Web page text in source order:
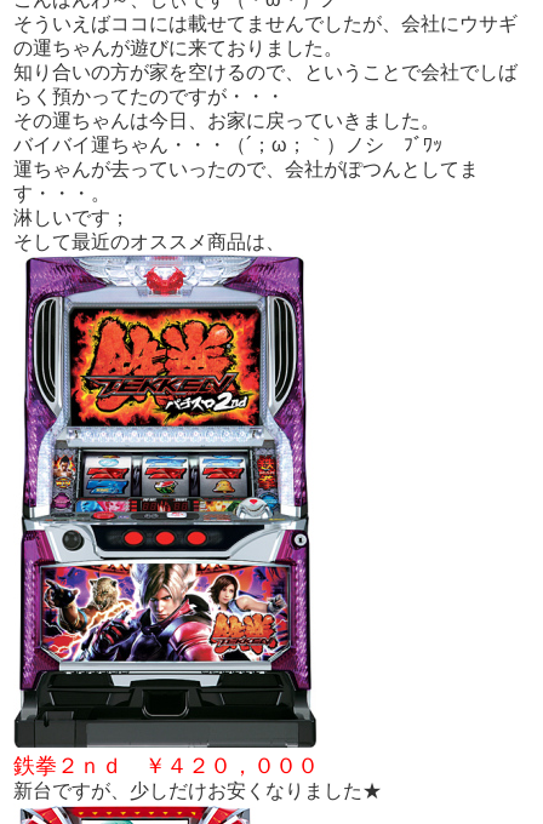
そういえばココには載せてませんでしたが、会社にウサギ
の運ちゃんが遊びに来ておりました。
知り合いの方が家を空けるので、ということで会社でしば
らく預かってたのですが・・・
その運ちゃんは今日、お家に戻っていきました。
バイバイ運ちゃん・・・（´；ω；｀）ノシ ﾌﾞﾜｯ
運ちゃんが去っていったので、会社がぽつんとしてま
す・・・。
淋しいです；
そして最近のオススメ商品は、
鉄拳２ｎｄ ￥４２０，０００
新台ですが、少しだけお安くなりました★